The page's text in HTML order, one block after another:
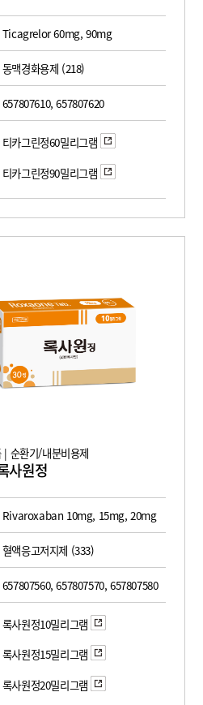
Ticagrelor 60mg, 90mg
동맥경화용제 (218)
657807610, 657807620
티카그린정60밀리그램
티카그린정90밀리그램
| 순환기/내분비용제
사원정
Rivaroxaban 10mg, 15mg, 20mg
혈액응고저지제 (333)
657807560, 657807570, 657807580
록사원정10밀리그램
록사원정15밀리그램
록사원정20밀리그램